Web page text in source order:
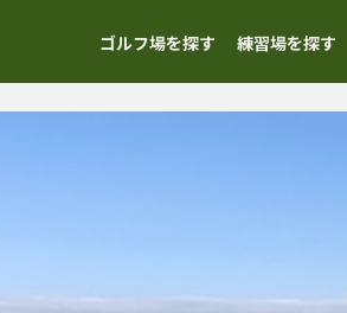
ゴルフ場を探す 練習場を探す